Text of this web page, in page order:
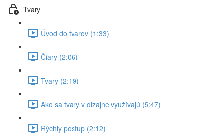
Tvary
Úvod do tvarov (1:33)
Čiary (2:06)
Tvary (2:19)
Ako sa tvary v dizajne využívajú (5:47)
Rýchly postup (2:12)